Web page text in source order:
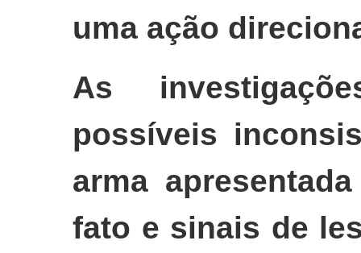
uma ação
As
possíveis
arma
fato e sinais de